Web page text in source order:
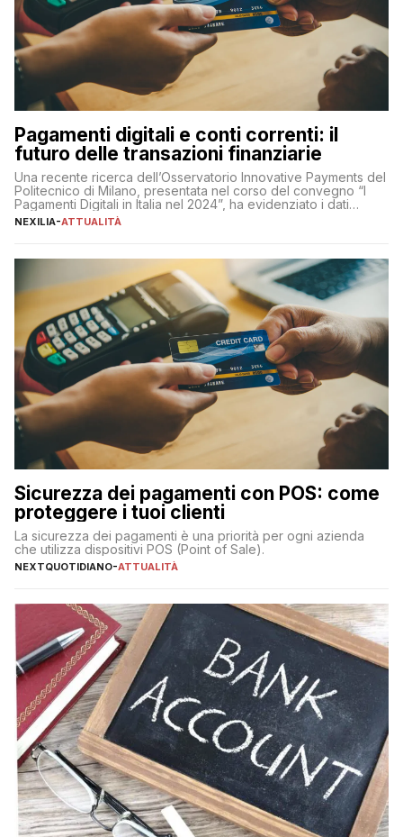
Pagamenti digitali e conti correnti: il
futuro delle transazioni finanziarie
Una recente ricerca dell’Osservatorio Innovative Payments del
Politecnico di Milano, presentata nel corso del convegno “I
Pagamenti Digitali in Italia nel 2024”, ha evidenziato i dati
definitivi del primo semestre 2024 relativamente alle
NEXILIA-ATTUALITÀ
Sicurezza dei pagamenti con POS: come
proteggere i tuoi clienti
La sicurezza dei pagamenti è una priorità per ogni azienda
che utilizza dispositivi POS (Point of Sale).
NEXTQUOTIDIANO-ATTUALITÀ